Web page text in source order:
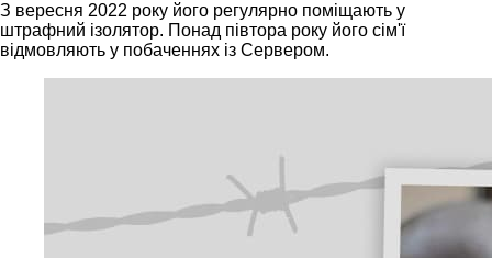
З вересня 2022 року його регулярно поміщають у
штрафний ізолятор. Понад півтора року його сім'ї
відмовляють у побаченнях із Сервером.